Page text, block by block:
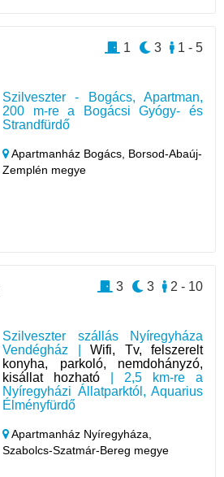
Szilveszter - Bogács, Apartman,
200 m-re a Bogácsi Gyógy- és
Strandfürdő
Apartmanház Bogács, Borsod-Abaúj-
Zemplén megye
1 - 5
3
1
Szilveszter szállás Nyíregyháza
Vendégház |Wifi, Tv, felszerelt
konyha, parkoló, nemdohányzó,
kisállat hozható | 2,5 km-re a
Nyíregyházi Állatparktól, Aquarius
Élményfürdő
Apartmanház Nyíregyháza,
Szabolcs-Szatmár-Bereg megye
2 - 10
3
3